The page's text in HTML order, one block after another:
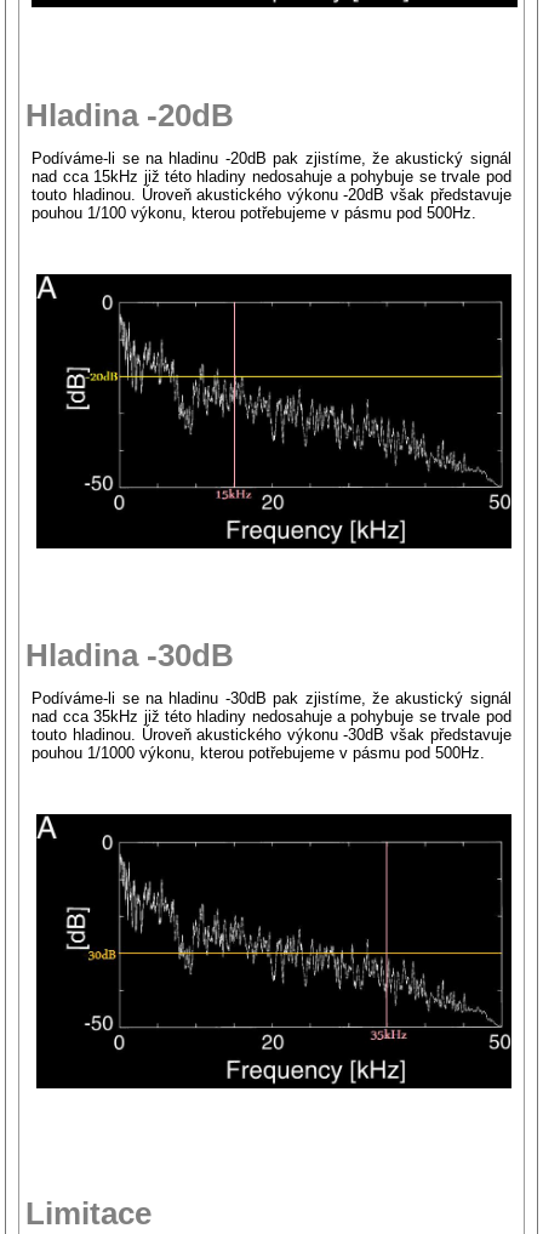
Hladina -20dB
Podíváme-li se na hladinu -20dB pak zjistíme, že akustický signál
nad cca 15kHz již této hladiny nedosahuje a pohybuje se trvale pod
touto hladinou. Úroveň akustického výkonu -20dB však představuje
pouhou 1/100 výkonu, kterou potřebujeme v pásmu pod 500Hz.
Hladina -30dB
Podíváme-li se na hladinu -30dB pak zjistíme, že akustický signál
nad cca 35kHz již této hladiny nedosahuje a pohybuje se trvale pod
touto hladinou. Úroveň akustického výkonu -30dB však představuje
pouhou 1/1000 výkonu, kterou potřebujeme v pásmu pod 500Hz.
Limitace